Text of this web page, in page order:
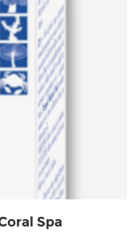
Spa